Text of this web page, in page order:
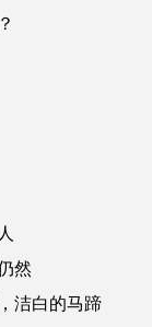
然
洁白的马蹄